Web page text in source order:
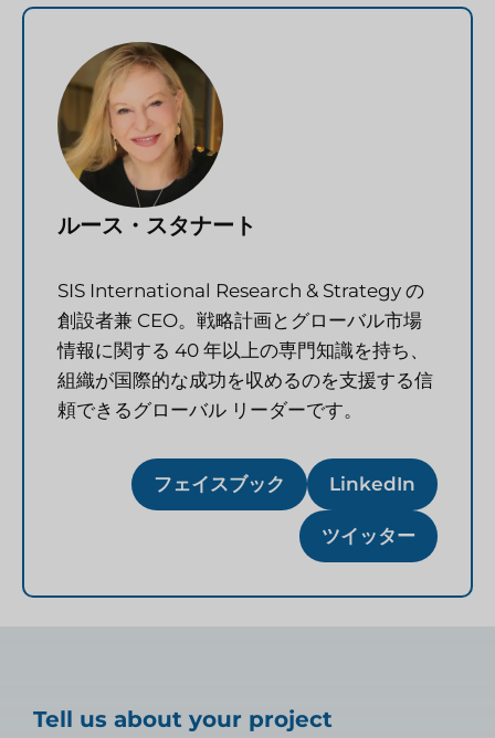
ルース・スタナート
SIS International Research & Strategy の
創設者兼 CEO。戦略計画とグローバル市場
情報に関する 40 年以上の専門知識を持ち、
組織が国際的な成功を収めるのを支援する信
頼できるグローバル リーダーです。
フェイスブック LinkedIn
ツイッター
Tell us about your project